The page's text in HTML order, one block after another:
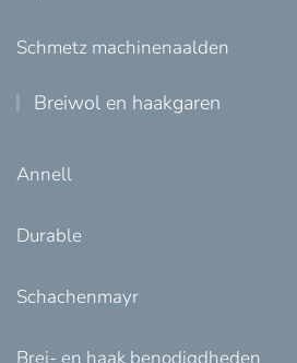
Schmetz machinenaalden
Breiwol en haakgaren
Annell
Durable
Schachenmayr